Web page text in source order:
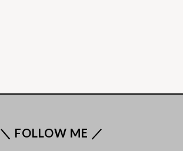
＼ FOLLOW ME ／